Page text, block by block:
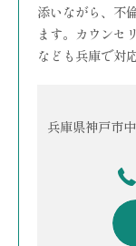
添いながら、不
ます。カウンセ
なども兵庫で対
兵庫県神戸市